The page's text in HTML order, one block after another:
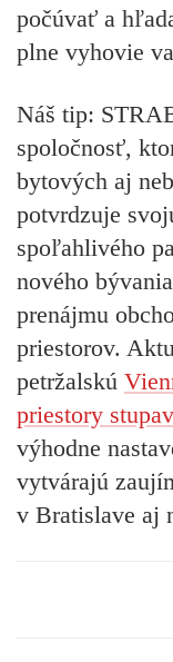
počúvať a
plne vyhovie
Náš tip:
spoločnosť,
bytových aj
potvrdzuje
spoľahlivého
nového
prenájmu
priestorov.
petržalskú
priestory
výhodne
vytvárajú
v Bratislave aj